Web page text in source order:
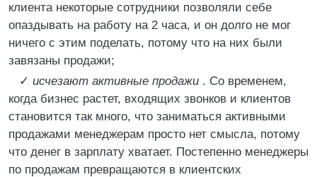
клиента некоторые сотрудники позволяли себе
опаздывать на работу на 2 часа, и он долго не мог
ничего с этим поделать, потому что на них были
завязаны продажи;
✓ исчезают активные продажи . Со временем,
когда бизнес растет, входящих звонков и клиентов
становится так много, что заниматься активными
продажами менеджерам просто нет смысла, потому
что денег в зарплату хватает. Постепенно менеджеры
по продажам превращаются в клиентских